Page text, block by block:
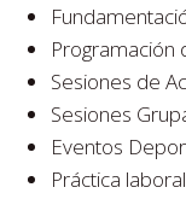
Programación
Sesiones de
Sesiones
Eventos
Práctica